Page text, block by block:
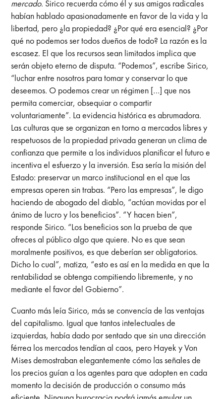
mercado. Sirico recuerda cómo él y sus amigos radicales
habían hablado apasionadamente en favor de la vida y la
libertad, pero ¿la propiedad? ¿Por qué era esencial? ¿Por
qué no podemos ser todos dueños de todo? La razón es la
escasez. El que los recursos sean limitados implica que
serán objeto eterno de disputa. “Podemos”, escribe Sirico,
“luchar entre nosotros para tomar y conservar lo que
deseemos. O podemos crear un régimen […] que nos
permita comerciar, obsequiar o compartir
voluntariamente”. La evidencia histórica es abrumadora.
Las culturas que se organizan en torno a mercados libres y
respetuosos de la propiedad privada generan un clima de
confianza que permite a los individuos planificar el futuro e
incentiva el esfuerzo y la inversión. Esa sería la misión del
Estado: preservar un marco institucional en el que las
empresas operen sin trabas. “Pero las empresas”, le digo
haciendo de abogado del diablo, “actúan movidas por el
ánimo de lucro y los beneficios”. “Y hacen bien”,
responde Sirico. “Los beneficios son la prueba de que
ofreces al público algo que quiere. No es que sean
moralmente positivos, es que deberían ser obligatorios.
Dicho lo cual”, matiza, “esto es así en la medida en que la
rentabilidad se obtenga compitiendo libremente, y no
mediante el favor del Gobierno”.
Cuanto más leía Sirico, más se convencía de las ventajas
del capitalismo. Igual que tantos intelectuales de
izquierdas, había dado por sentado que sin una dirección
férrea los mercados tendían al caos, pero Hayek y Von
Mises demostraban elegantemente cómo las señales de
los precios guían a los agentes para que adopten en cada
momento la decisión de producción o consumo más